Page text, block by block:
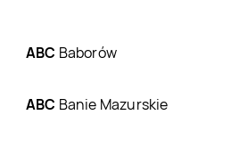
ABC Baborów
ABC Banie Mazurskie